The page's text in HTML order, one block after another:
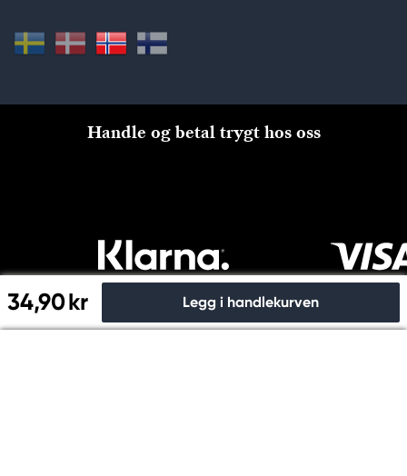
34,90 kr Legg i handlekurven
Handle og betal trygt hos oss